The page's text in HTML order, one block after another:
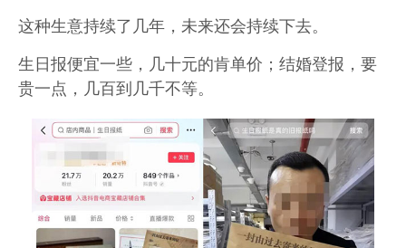
这种生意持续了几年，未来还会持续下去。
生日报便宜一些，几十元的肯单价；结婚登报，要
贵一点，几百到几千不等。